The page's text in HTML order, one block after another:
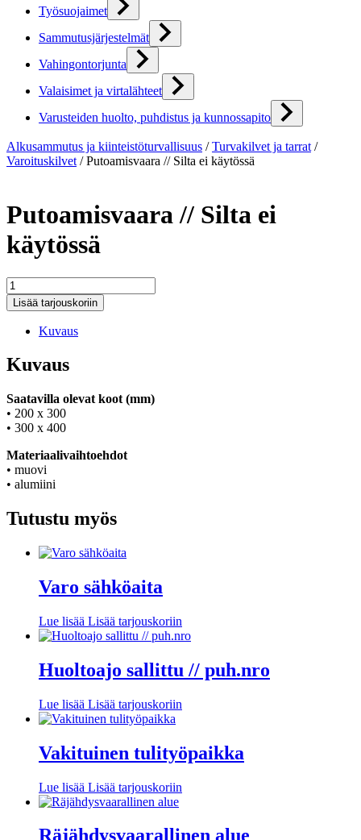
Työsuojaimet
Sammutusjärjestelmät
Vahingontorjunta
Valaisimet ja virtalähteet
Varusteiden huolto, puhdistus ja kunnossapito
Alkusammutus ja kiinteistöturvallisuus /Turvakilvet ja tarrat /
Varoituskilvet /Putoamisvaara // Silta ei käytössä
Putoamisvaara // Silta ei
käytössä
Putoamisvaara
//
Silta
käytössä
määrä
Lisää tarjouskoriin
Kuvaus
Kuvaus
Saatavilla olevat koot (mm)
• 200 x 300
• 300 x 400
Materiaalivaihtoehdot
• muovi
• alumiini
Tutustu myös
Varo sähköaita
Lue lisää Lisää tarjouskoriin
Huoltoajo sallittu // puh.nro
Lue lisää Lisää tarjouskoriin
Vakituinen tulityöpaikka
Lue lisää Lisää tarjouskoriin
Räjähdysvaarallinen alue